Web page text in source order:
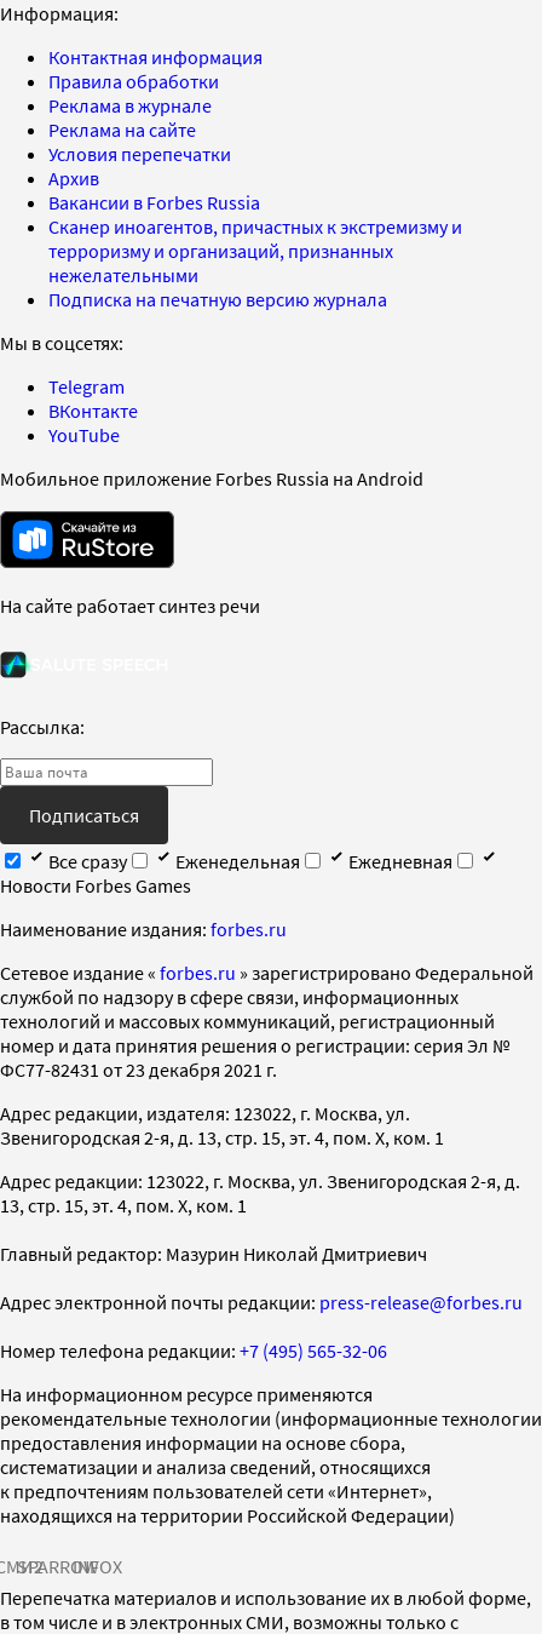
Информация:
Контактная информация
Правила обработки
Реклама в журнале
Реклама на сайте
Условия перепечатки
Архив
Вакансии в Forbes Russia
Сканер иноагентов, причастных к экстремизму и
терроризму и организаций, признанных
нежелательными
Подписка на печатную версию журнала
Мы в соцсетях:
Telegram
ВКонтакте
YouTube
Мобильное приложение Forbes Russia на Android
На сайте работает синтез речи
Рассылка:
Подписаться
Все сразу
Еженедельная
Ежедневная
Новости Forbes Games
Наименование издания: forbes.ru
Cетевое издание « forbes.ru » зарегистрировано Федеральной
службой по надзору в сфере связи, информационных
технологий и массовых коммуникаций, регистрационный
номер и дата принятия решения о регистрации: серия Эл №
ФС77-82431 от 23 декабря 2021 г.
Адрес редакции, издателя: 123022, г. Москва, ул.
Звенигородская 2-я, д. 13, стр. 15, эт. 4, пом. X, ком. 1
Адрес редакции: 123022, г. Москва, ул. Звенигородская 2-я, д.
13, стр. 15, эт. 4, пом. X, ком. 1
Главный редактор: Мазурин Николай Дмитриевич
Адрес электронной почты редакции: press-release@forbes.ru
Номер телефона редакции: +7 (495) 565-32-06
На информационном ресурсе применяются
рекомендательные технологии (информационные технологии
предоставления информации на основе сбора,
систематизации и анализа сведений, относящихся
к предпочтениям пользователей сети «Интернет»,
находящихся на территории Российской Федерации)
SPARROWINFOX
Перепечатка материалов и использование их в любой форме,
в том числе и в электронных СМИ, возможны только с